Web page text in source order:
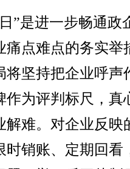
是进一步畅通政
痛点难点的务实举
将坚持把企业呼声
作为评判标尺，真
解难。对企业反映
时销账、定期回看